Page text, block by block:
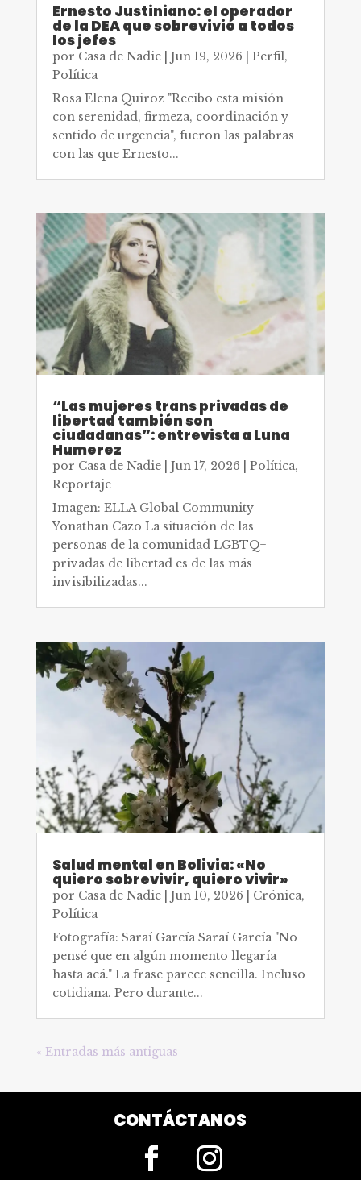
Ernesto Justiniano: el operador
de la DEA que sobrevivió a todos
los jefes
por Casa de Nadie| Jun 19, 2026 Perfil ,
Política
Rosa Elena Quiroz "Recibo esta misión
con serenidad, firmeza, coordinación y
sentido de urgencia", fueron las palabras
con las que Ernesto...
“Las mujeres trans privadas de
libertad también son
ciudadanas”: entrevista a Luna
Humerez
por Casa de Nadie| Jun 17, 2026 Política,
Reportaje
Imagen: ELLA Global Community
Yonathan Cazo La situación de las
personas de la comunidad LGBTQ+
privadas de libertad es de las más
invisibilizadas...
Salud mental en Bolivia: «No
quiero sobrevivir, quiero vivir»
por Casa de Nadie| Jun 10, 2026 Crónica,
Política
Fotografía: Saraí García Saraí García "No
pensé que en algún momento llegaría
hasta acá." La frase parece sencilla. Incluso
cotidiana. Pero durante...
« Entradas más antiguas
CONTÁCTANOS